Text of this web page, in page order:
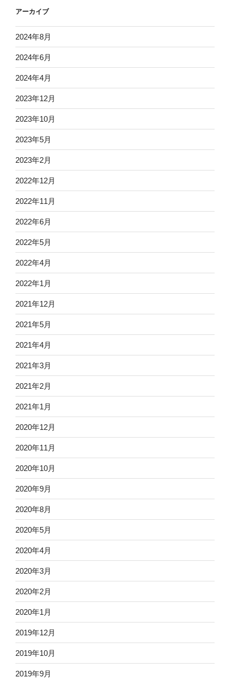
アーカイブ
2024年8月
2024年6月
2024年4月
2023年12月
2023年10月
2023年5月
2023年2月
2022年12月
2022年11月
2022年6月
2022年5月
2022年4月
2022年1月
2021年12月
2021年5月
2021年4月
2021年3月
2021年2月
2021年1月
2020年12月
2020年11月
2020年10月
2020年9月
2020年8月
2020年5月
2020年4月
2020年3月
2020年2月
2020年1月
2019年12月
2019年10月
2019年9月